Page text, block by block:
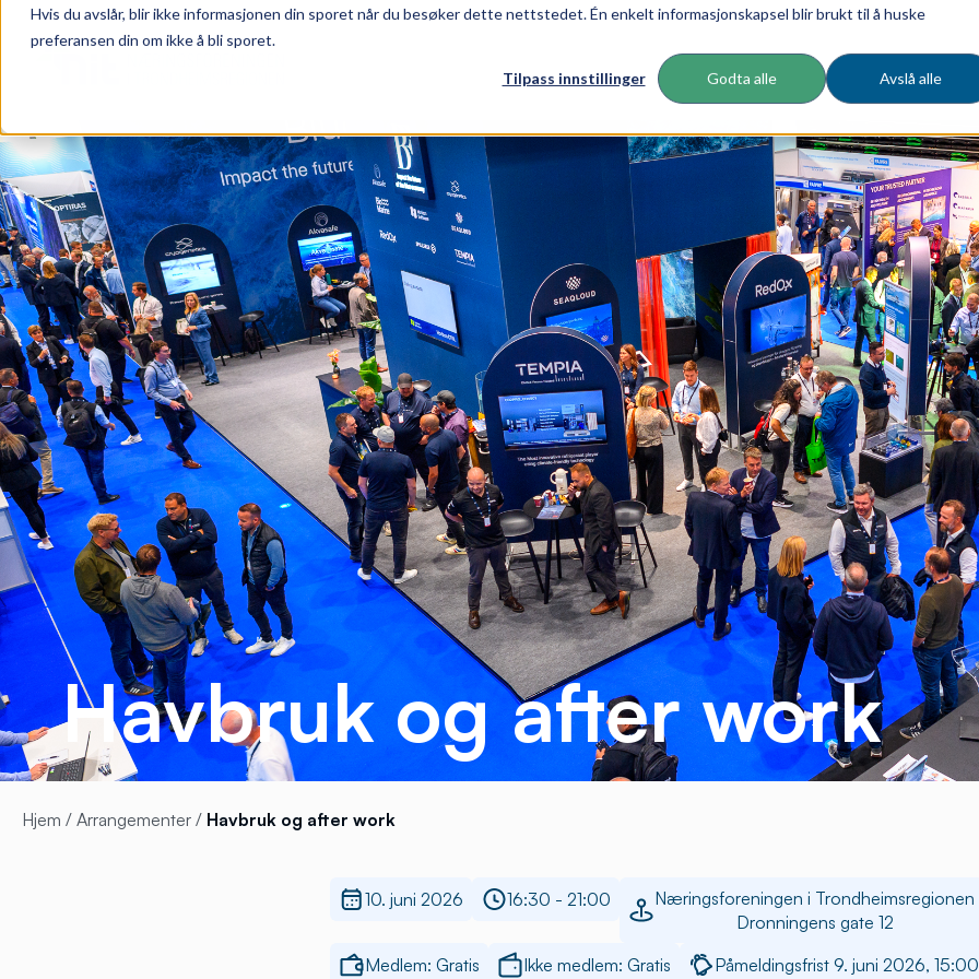
Hvis du avslår, blir ikke informasjonen din sporet når du besøker dette nettstedet. Én enkelt informasjonskapsel blir brukt til å huske
preferansen din om ikke å bli sporet.
Tilpass innstillinger Godta alle Avslå alle
Havbruk og after work
Hjem / Arrangementer / Havbruk og after work
10. juni 2026 16:30 - 21:00
Næringsforeningen i Trondheimsregionen
Dronningens gate 12
Medlem: Gratis
Ikke medlem: Gratis Påmeldingsfrist 9. juni 2026, 15:00